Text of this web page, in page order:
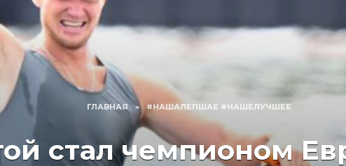
ГЛАВНАЯ » #НАШАЛЕПШАЕ #НАШЕЛУЧШЕЕ
стал чемпионом